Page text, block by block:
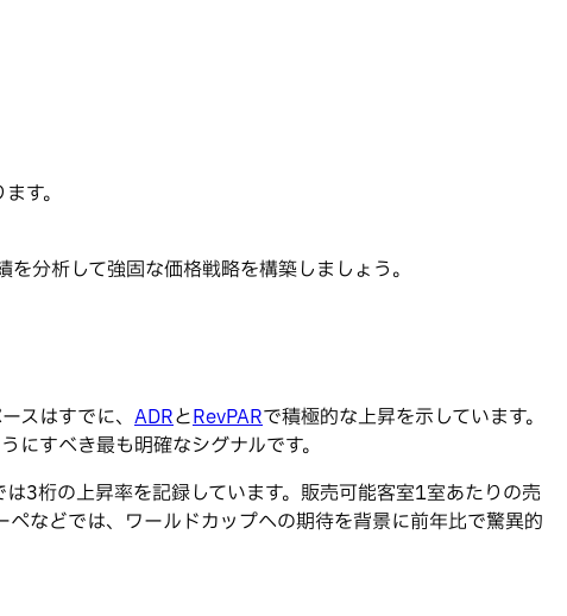
す。
分析して強固な価格戦略を構築しましょう。
スはすでに、 ADRとRevPARで積極的な上昇を示しています。
すべき最も明確なシグナルです。
3桁の上昇率を記録しています。販売可能客室1室あたりの売
などでは、ワールドカップへの期待を背景に前年比で驚異的